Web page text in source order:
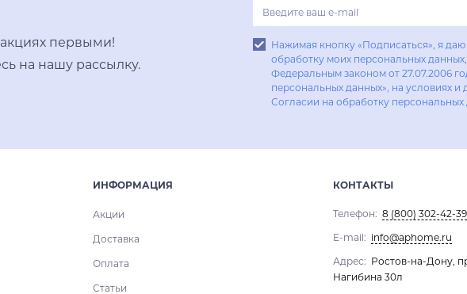
первыми!
на нашу рассылку.
Нажимая кнопку «Подписаться», я даю
обработку моих персональных данных,
Федеральным законом от 27.07.2006
персональных данных», на условиях и
Согласии на обработку персональных
ИНФОРМАЦИЯ
Акции
Доставка
Оплата
Статьи
КОНТАКТЫ
Телефон: 8 (800) 302-42-39
E-mail: info@aphome.ru
Адрес: Ростов-на-Дону,
Нагибина 30л